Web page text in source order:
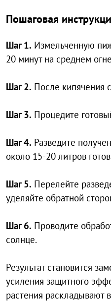
Пошаговая
Шаг 1. Измельченную
20 минут на среднем
Шаг 2. После кипячения
Шаг 3. Процедите
Шаг 4. Разведите
около 15-20 литров
Шаг 5. Перелейте
уделяйте обратной
Шаг 6. Проводите
солнце.
Результат становится
усиления защитного
растения раскладывают